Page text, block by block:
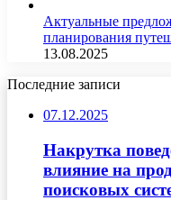
Актуальные
планирования
13.08.2025
Последние записи
07.12.2025
Накрутка
влияние на
поисковых